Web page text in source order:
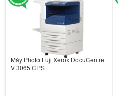
Máy Photo Fuji Xerox DocuCentre
V 3065 CPS